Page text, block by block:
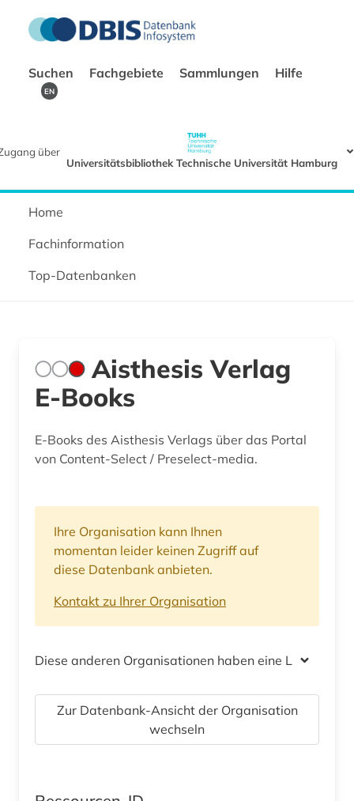
Suchen Fachgebiete Sammlungen Hilfe
EN
über
Universitätsbibliothek Technische Universität Hamburg
Home
Fachinformation
Top-Datenbanken
Aisthesis Verlag
E-Books
E-Books des Aisthesis Verlags über das Portal
von Content-Select / Preselect-media.
Ihre Organisation kann Ihnen
momentan leider keinen Zugriff auf
diese Datenbank anbieten.
Kontakt zu Ihrer Organisation
Diese anderen Organisationen haben eine Lizenz
Zur Datenbank-Ansicht der Organisation
wechseln